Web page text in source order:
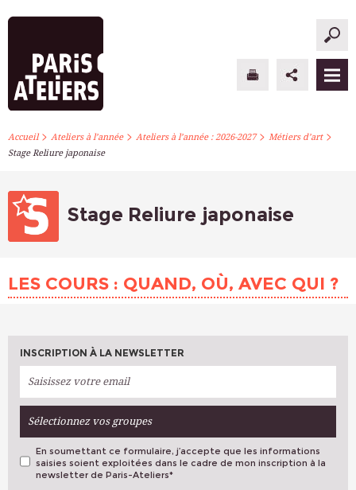
PARIS ATELIERS
ATELIERS À L’ANNÉE
INFOS PRATIQUES
Accueil> Ateliers à l’année> Ateliers à l’année : 2026-2027> Métiers d’art>
Stage Reliure japonaise
Stage Reliure japonaise
LES COURS : QUAND, OÙ, AVEC QUI ?
INSCRIPTION À LA NEWSLETTER
Sélectionnez vos groupes
En soumettant ce formulaire, j’accepte que les informations
saisies soient exploitées dans le cadre de mon inscription à la
newsletter de Paris-Ateliers*